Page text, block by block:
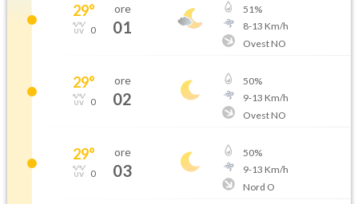
29°
0
ore
01
51%
8-13 Km/h
Ovest NO
29°
0
ore
02
50%
9-13 Km/h
Ovest NO
29°
0
ore
03
50%
9-13 Km/h
Nord O